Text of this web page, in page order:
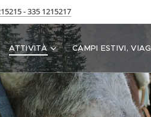
- 335 1215217
ATTIVITÀ CAMPI ESTIVI,